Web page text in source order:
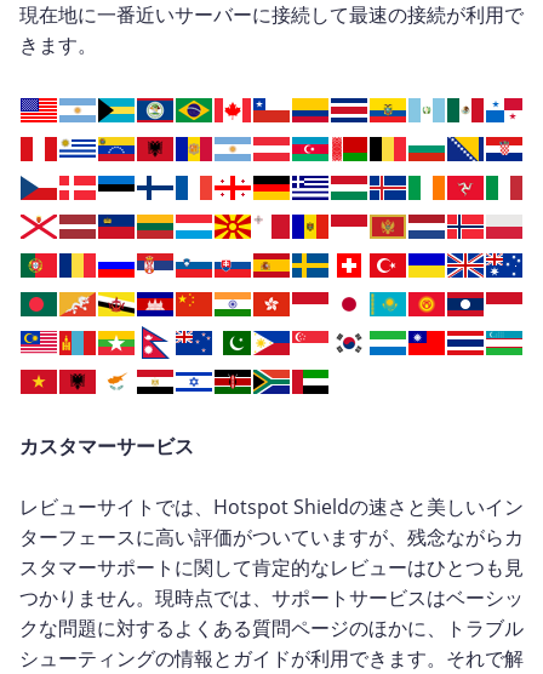
現在地に一番近いサーバーに接続して最速の接続が利用で
きます。
カスタマーサービス
レビューサイトでは、Hotspot Shieldの速さと美しいイン
ターフェースに高い評価がついていますが、残念ながらカ
スタマーサポートに関して肯定的なレビューはひとつも見
つかりません。現時点では、サポートサービスはベーシッ
クな問題に対するよくある質問ページのほかに、トラブル
シューティングの情報とガイドが利用できます。それで解